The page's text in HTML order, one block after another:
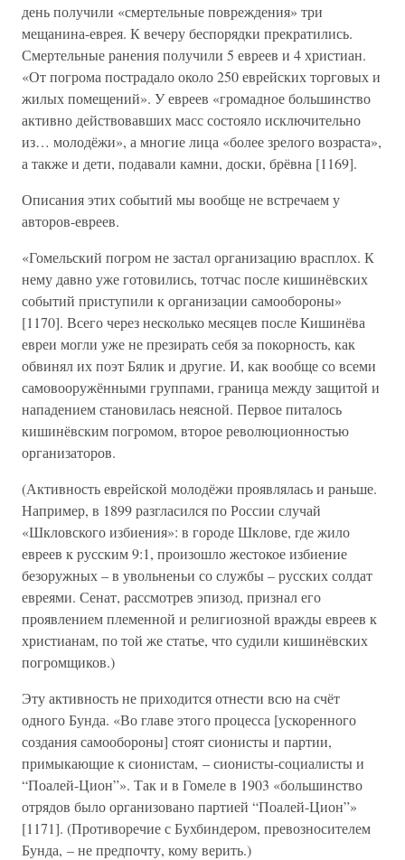
день получили «смертельные повреждения» три
мещанина-еврея. К вечеру беспорядки прекратились.
Смертельные ранения получили 5 евреев и 4 христиан.
«От погрома пострадало около 250 еврейских торговых и
жилых помещений». У евреев «громадное большинство
активно действовавших масс состояло исключительно
из… молодёжи», а многие лица «более зрелого возраста»,
а также и дети, подавали камни, доски, брёвна [1169].
Описания этих событий мы вообще не встречаем у
авторов-евреев.
«Гомельский погром не застал организацию врасплох. К
нему давно уже готовились, тотчас после кишинёвских
событий приступили к организации самообороны»
[1170]. Всего через несколько месяцев после Кишинёва
евреи могли уже не презирать себя за покорность, как
обвинял их поэт Бялик и другие. И, как вообще со всеми
самовооружёнными группами, граница между защитой и
нападением становилась неясной. Первое питалось
кишинёвским погромом, второе революционностью
организаторов.
(Активность еврейской молодёжи проявлялась и раньше.
Например, в 1899 разгласился по России случай
«Шкловского избиения»: в городе Шклове, где жило
евреев к русским 9:1, произошло жестокое избиение
безоружных – в увольненьи со службы – русских солдат
евреями. Сенат, рассмотрев эпизод, признал его
проявлением племенной и религиозной вражды евреев к
христианам, по той же статье, что судили кишинёвских
погромщиков.)
Эту активность не приходится отнести всю на счёт
одного Бунда. «Во главе этого процесса [ускоренного
создания самообороны] стоят сионисты и партии,
примыкающие к сионистам, – сионисты-социалисты и
“Поалей-Цион”». Так и в Гомеле в 1903 «большинство
отрядов было организовано партией “Поалей-Цион”»
[1171]. (Противоречие с Бухбиндером, превозносителем
Бунда, – не предпочту, кому верить.)